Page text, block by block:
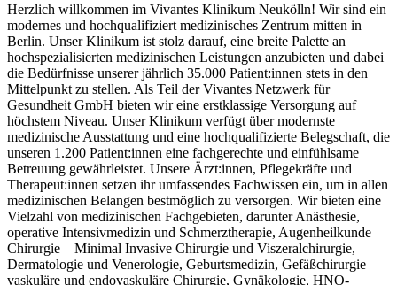
Herzlich willkommen im Vivantes Klinikum Neukölln! Wir sind ein
modernes und hochqualifiziert medizinisches Zentrum mitten in
Berlin. Unser Klinikum ist stolz darauf, eine breite Palette an
hochspezialisierten medizinischen Leistungen anzubieten und dabei
die Bedürfnisse unserer jährlich 35.000 Patient:innen stets in den
Mittelpunkt zu stellen. Als Teil der Vivantes Netzwerk für
Gesundheit GmbH bieten wir eine erstklassige Versorgung auf
höchstem Niveau. Unser Klinikum verfügt über modernste
medizinische Ausstattung und eine hochqualifizierte Belegschaft, die
unseren 1.200 Patient:innen eine fachgerechte und einfühlsame
Betreuung gewährleistet. Unsere Ärzt:innen, Pflegekräfte und
Therapeut:innen setzen ihr umfassendes Fachwissen ein, um in allen
medizinischen Belangen bestmöglich zu versorgen. Wir bieten eine
Vielzahl von medizinischen Fachgebieten, darunter Anästhesie,
operative Intensivmedizin und Schmerztherapie, Augenheilkunde
Chirurgie – Minimal Invasive Chirurgie und Viszeralchirurgie,
Dermatologie und Venerologie, Geburtsmedizin, Gefäßchirurgie –
vaskuläre und endovaskuläre Chirurgie, Gynäkologie, HNO-